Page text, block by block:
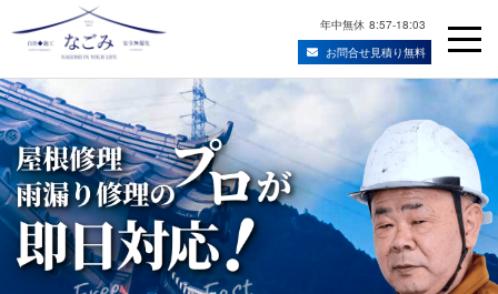
Skip
to
content
年中無休 8:57-18:03
お問合せ見積り無料
宮城県仙台市の屋根修理・雨漏り修理業者